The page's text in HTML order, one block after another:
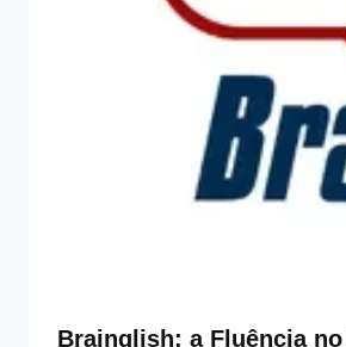
Brainglish: a Fluência